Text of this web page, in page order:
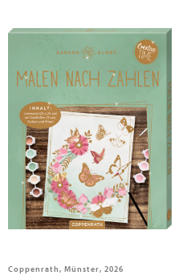
Malen nach Zahlen
Coppenrath, Münster, 2026